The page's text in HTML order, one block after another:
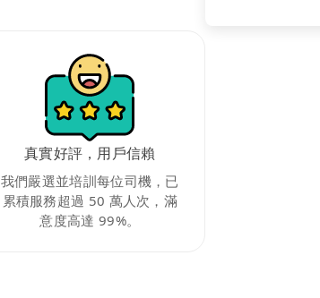
真實好評，用戶信賴
我們嚴選並培訓每位司機，已
累積服務超過 50 萬人次，滿
意度高達 99%。